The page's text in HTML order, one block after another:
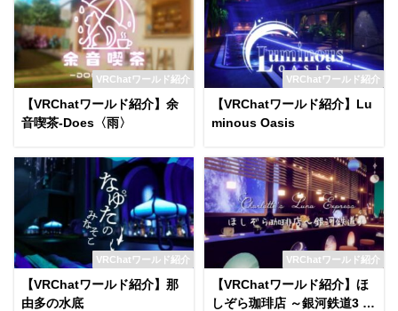
VRChatワールド紹介
【VRChatワールド紹介】余
音喫茶-Does〈雨〉
VRChatワールド紹介
【VRChatワールド紹介】Lu
minous Oasis
VRChatワールド紹介
【VRChatワールド紹介】那
由多の水底
VRChatワールド紹介
【VRChatワールド紹介】ほ
しぞら珈琲店 ～銀河鉄道3 C